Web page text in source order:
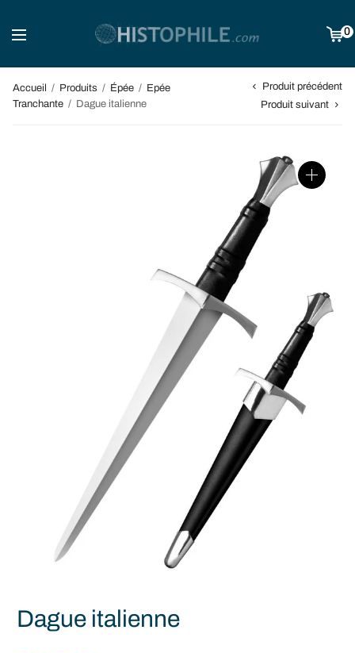
0
Accueil / Produits / Épée / Epée
Tranchante / Dague italienne
Produit précédent
Produit suivant
Dague italienne